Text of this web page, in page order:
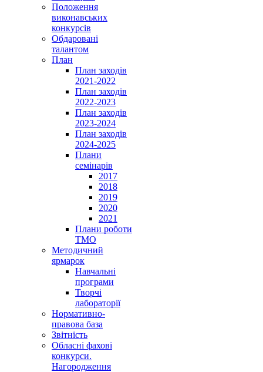
Положення
виконавських
конкурсів
Обдаровані
талантом
План
План заходів
2021-2022
План заходів
2022-2023
План заходів
2023-2024
План заходів
2024-2025
Плани
семінарів
2017
2018
2019
2020
2021
Плани роботи
ТМО
Методичний
ярмарок
Навчальні
програми
Творчі
лабораторії
Нормативно-
правова база
Звітність
Обласні фахові
конкурси.
Нагородження